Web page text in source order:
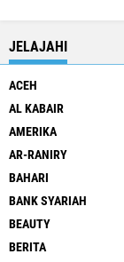
JELAJAHI
ACEH
AL KABAIR
AMERIKA
AR-RANIRY
BAHARI
BANK SYARIAH
BEAUTY
BERITA